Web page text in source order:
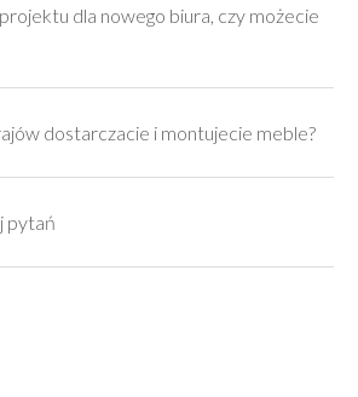
dla nowego biura, czy możecie
dostarczacie i montujecie meble?
pytań